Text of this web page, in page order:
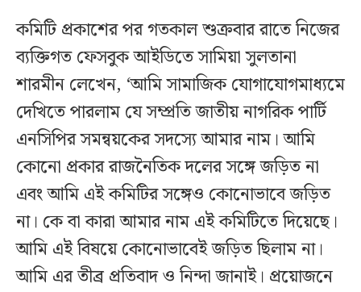
কমিটি প্রকাশের পর গতকাল শুক্রবার রাতে নিজের
ব্যক্তিগত ফেসবুক আইডিতে সামিয়া সুলতানা
শারমীন লেখেন, ‘আমি সামাজিক যোগাযোগমাধ্যমে
দেখিতে পারলাম যে সম্প্রতি জাতীয় নাগরিক পার্টি
এনসিপির সমন্বয়কের সদস্যে আমার নাম। আমি
কোনো প্রকার রাজনৈতিক দলের সঙ্গে জড়িত না
এবং আমি এই কমিটির সঙ্গেও কোনোভাবে জড়িত
না। কে বা কারা আমার নাম এই কমিটিতে দিয়েছে।
আমি এই বিষয়ে কোনোভাবেই জড়িত ছিলাম না।
আমি এর তীব্র প্রতিবাদ ও নিন্দা জানাই। প্রয়োজনে